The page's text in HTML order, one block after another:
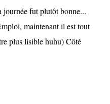
journée fut plutôt bonne...
maintenant il est tout
plus lisible huhu) Côté